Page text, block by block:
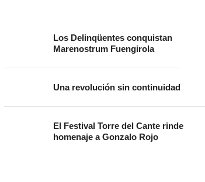
Los Delinqüentes conquistan
Marenostrum Fuengirola
Una revolución sin continuidad
El Festival Torre del Cante rinde
homenaje a Gonzalo Rojo